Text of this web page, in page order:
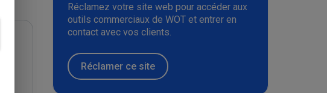
Réclamez votre site web pour accéder aux
outils commerciaux de WOT et entrer en
contact avec vos clients.
Réclamer ce site